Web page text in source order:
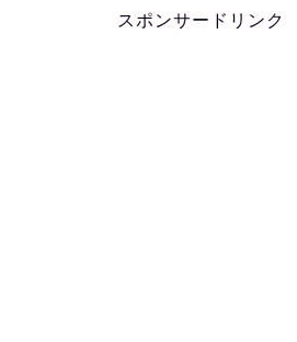
スポンサードリンク